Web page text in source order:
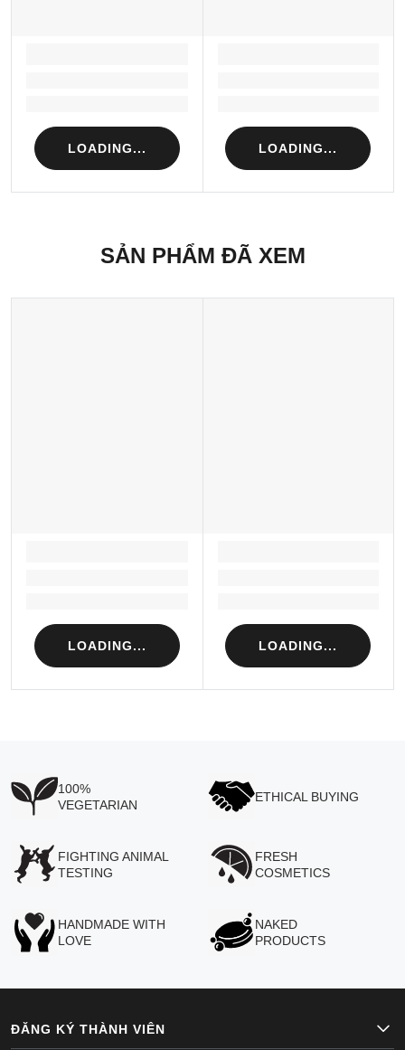
LOADING... LOADING...
SẢN PHẨM ĐÃ XEM
LOADING... LOADING...
100%
VEGETARIAN
ETHICAL BUYING
FIGHTING ANIMAL
TESTING
FRESH
COSMETICS
HANDMADE WITH
LOVE
NAKED
PRODUCTS
ĐĂNG KÝ THÀNH VIÊN